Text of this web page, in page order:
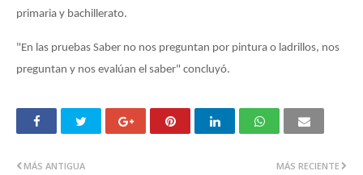
primaria y bachillerato.
"En las pruebas Saber no nos preguntan por pintura o ladrillos, nos
preguntan y nos evalúan el saber" concluyó.
MÁS RECIENTE
MÁS ANTIGUA